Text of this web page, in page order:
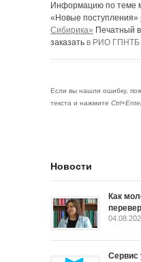
Информацию по теме
«Новые поступления»
Сибирика» Печатный
заказать в РИО
Если вы нашли ошибку,
текста и нажмите
Новости
Как
Сервис